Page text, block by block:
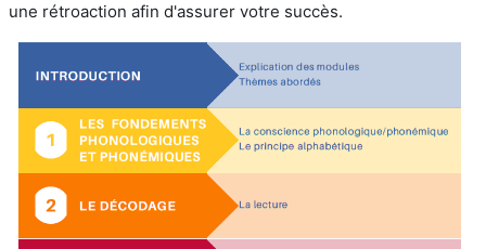
une rétroaction afin d'assurer votre succès.